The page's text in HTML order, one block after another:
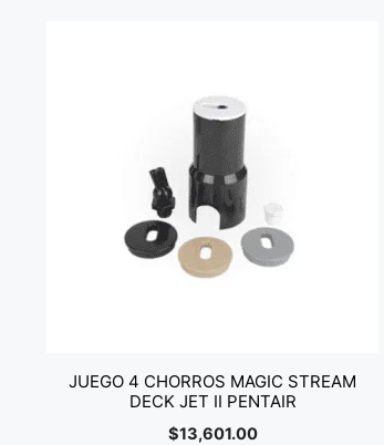
JUEGO 4 CHORROS MAGIC STREAM
DECK JET II PENTAIR
$13,601.00